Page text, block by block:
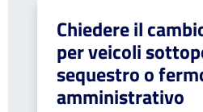
Chiedere il
per veicoli
sequestro o
amministrativo